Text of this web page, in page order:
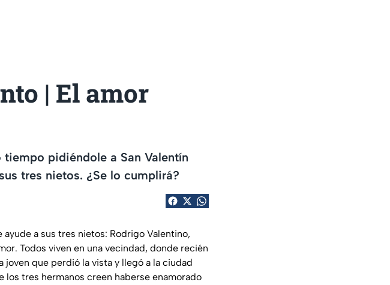
| El amor
pidiéndole a San Valentín
tres nietos. ¿Se lo cumplirá?
a sus tres nietos: Rodrigo Valentino,
Todos viven en una vecindad, donde recién
joven que perdió la vista y llegó a la ciudad
los tres hermanos creen haberse enamorado